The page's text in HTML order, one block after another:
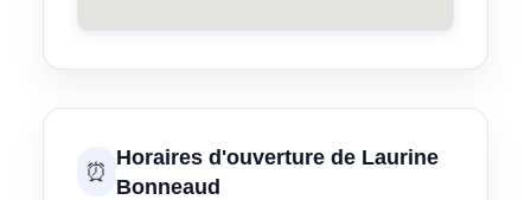
⏰ Horaires d'ouverture de Laurine
Bonneaud